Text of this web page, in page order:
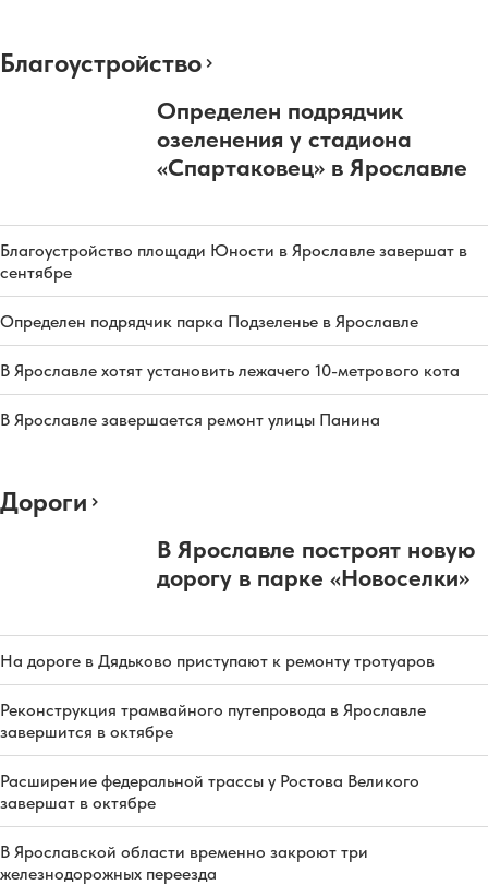
Благоустройство
Определен подрядчик
озеленения у стадиона
«Спартаковец» в Ярославле
Благоустройство площади Юности в Ярославле завершат в
сентябре
Определен подрядчик парка Подзеленье в Ярославле
В Ярославле хотят установить лежачего 10-метрового кота
В Ярославле завершается ремонт улицы Панина
Дороги
В Ярославле построят новую
дорогу в парке «Новоселки»
На дороге в Дядьково приступают к ремонту тротуаров
Реконструкция трамвайного путепровода в Ярославле
завершится в октябре
Расширение федеральной трассы у Ростова Великого
завершат в октябре
В Ярославской области временно закроют три
железнодорожных переезда